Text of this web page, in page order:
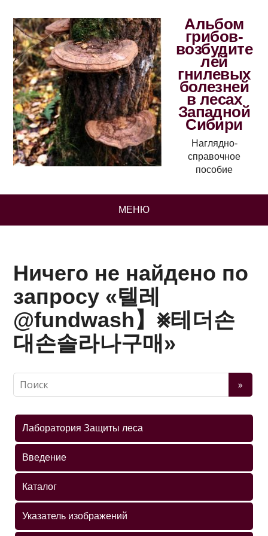
Альбом
грибов-
возбудите
лей
гнилевых
болезней
в лесах
Западной
Сибири
Наглядно-
справочное
пособие
МЕНЮ
Ничего не найдено по
запросу «텔레
@fundwash】⨳테더손
대손솔라나구매»
Лаборатория Защиты леса
Введение
Каталог
Указатель изображений